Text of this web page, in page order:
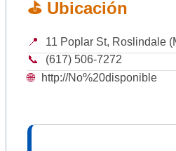
⛳ Ubicación
📍
11 Poplar St, Roslindale
📞
(617) 506-7272
🌐
http://No%20disponible